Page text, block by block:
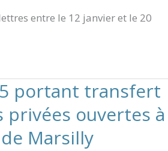
entre le 12 janvier et le 20
portant transfert
privées ouvertes à
Marsilly